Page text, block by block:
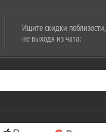
Ищите скидки поблизости,
не выходя из чата: